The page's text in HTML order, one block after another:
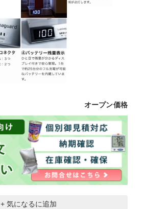
オープン価格
+ 気になるに追加